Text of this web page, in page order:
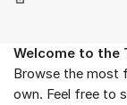
About the forum
Welcome to the
Browse the most
own. Feel free to